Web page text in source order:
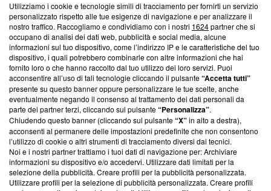
Questa sezione offre informazioni trasparenti su Blasting
News, sui nostri processi editoriali e su come ci impegniamo a
creare news di qualità. Inoltre, afferma la nostra aderenza a
‘Trust Project - News with Integrity’Blasting News non è
ancora membro del programma, ma ha richiesto di farne
parte; Trust Project non ha ancora effettuato una verifica di
conformità agli standard.
Su di noi
Team editoriale
Corporate
Redazione
Utilizziamo i cookie e tecnologie simili di tracciamento per fornirti un servizio
personalizzato rispetto alle tue esigenze di navigazione e per analizzare il
nostro traffico. Raccogliamo e condividiamo con i nostri 1624partner che si
occupano di analisi dei dati web, pubblicità e social media, alcune
informazioni sul tuo dispositivo, come l’indirizzo IP e le caratteristiche del tuo
dispositivo, i quali potrebbero combinarle con altre informazioni che hai
fornito loro o che hanno raccolto dal tuo utilizzo dei loro servizi. Puoi
acconsentire all’uso di tali tecnologie cliccando il pulsante“Accetta tutti”
presente su questo banner oppure personalizzare le tue scelte, anche
eventualmente negando il consenso al trattamento dei dati personali da
parte dei partner terzi, cliccando sul pulsante“Personalizza”.
Chiudendo questo banner (cliccando sul pulsante“X”in alto a destra),
acconsenti al permanere delle impostazioni predefinite che non consentono
l’utilizzo di cookie o altri strumenti di tracciamento diversi dai tecnici.
Noi e i nostri partner trattiamo i tuoi dati di navigazione per: Archiviare
informazioni su dispositivo e/o accedervi. Utilizzare dati limitati per la
selezione della pubblicità. Creare profili per la pubblicità personalizzata.
Utilizzare profili per la selezione di pubblicità personalizzata. Creare profili